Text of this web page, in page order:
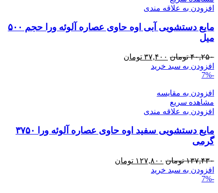
افزودن به علاقه مندی
مایع دستشویی آبی اوه حاوی عصاره آلوئه ورا حجم ۵۰۰
میل
۴۰,۲۵۰ تومان قیمت
اصلی:
۳۷,۴۰۰ تومان
افزودن به سبد خرید
-7%
افزودن به مقایسه
مشاهده سریع
افزودن به علاقه مندی
مایع دستشویی سفید اوه حاوی عصاره آلوئه ورا ۳۷۵۰
گرمی
۱۳۷,۴۳۰ تومان قیمت
اصلی:
۱۲۷,۸۰۰ تومان
افزودن به سبد خرید
-7%